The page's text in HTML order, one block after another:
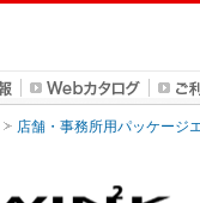
店舗・事務所用パッケージ